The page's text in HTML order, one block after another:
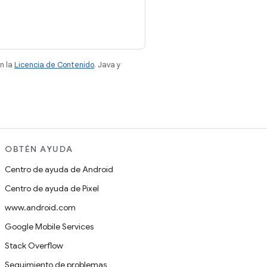
la Licencia de Contenido. Java y
OBTÉN AYUDA
Centro de ayuda de Android
Centro de ayuda de Pixel
www.android.com
Google Mobile Services
Stack Overflow
Seguimiento de problemas